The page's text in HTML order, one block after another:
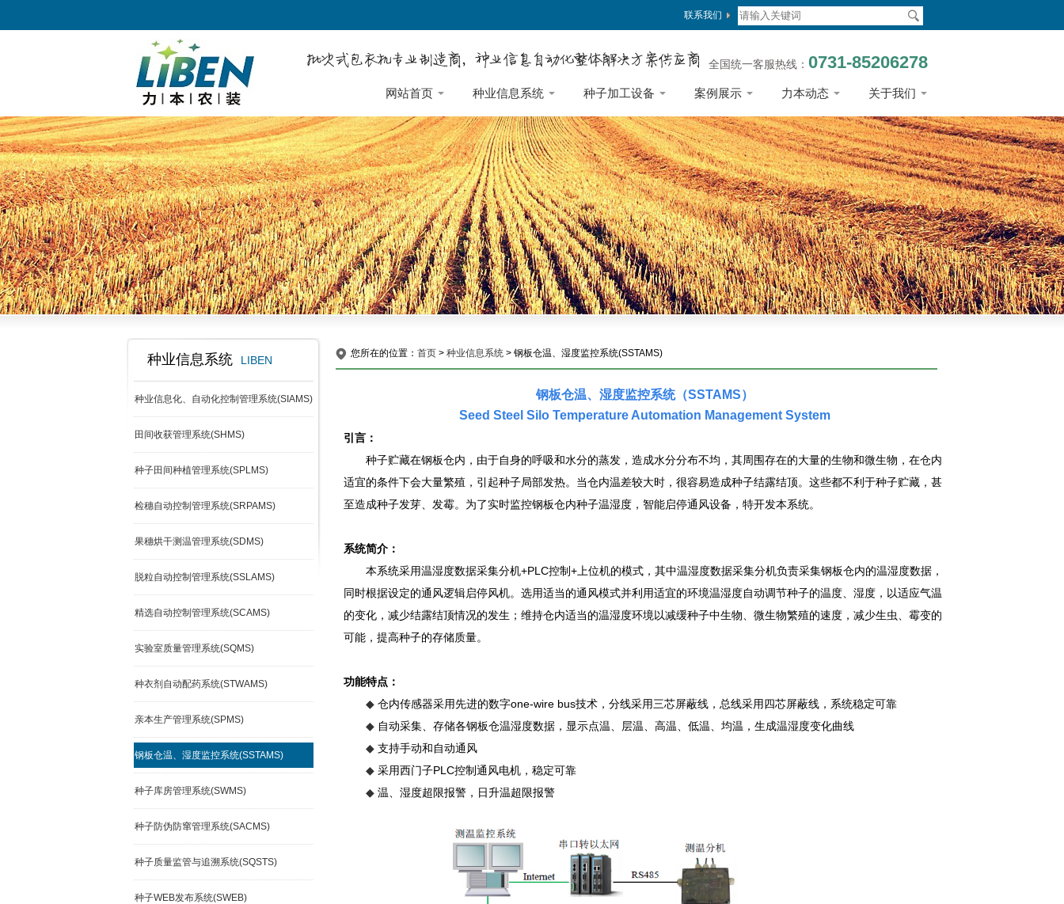
联系我们
全国统一客服热线： 0731-85206278
网站首页 种业信息系统 种子加工设备 案例展示 力本动态 关于我们
种业信息系统 LIBEN
种业信息化、自动化控制管理系统(SIAMS)
田间收获管理系统(SHMS)
种子田间种植管理系统(SPLMS)
检穗自动控制管理系统(SRPAMS)
果穗烘干测温管理系统(SDMS)
脱粒自动控制管理系统(SSLAMS)
精选自动控制管理系统(SCAMS)
实验室质量管理系统(SQMS)
种衣剂自动配药系统(STWAMS)
亲本生产管理系统(SPMS)
钢板仓温、湿度监控系统(SSTAMS)
种子库房管理系统(SWMS)
种子防伪防窜管理系统(SACMS)
种子质量监管与追溯系统(SQSTS)
种子WEB发布系统(SWEB)
您所在的位置： 首页 > 种业信息系统 > 钢板仓温、湿度监控系统(SSTAMS)
钢板仓温、湿度监控系统（SSTAMS）
Seed Steel Silo Temperature Automation Management System
引言：
种子贮藏在钢板仓内，由于自身的呼吸和水分的蒸发，造成水分分布不均，其周围存在的大量的生物和微生物，在仓内
适宜的条件下会大量繁殖，引起种子局部发热。当仓内温差较大时，很容易造成种子结露结顶。这些都不利于种子贮藏，甚
至造成种子发芽、发霉。为了实时监控钢板仓内种子温湿度，智能启停通风设备，特开发本系统。
系统简介：
本系统采用温湿度数据采集分机+PLC控制+上位机的模式，其中温湿度数据采集分机负责采集钢板仓内的温湿度数据，
同时根据设定的通风逻辑启停风机。选用适当的通风模式并利用适宜的环境温湿度自动调节种子的温度、湿度，以适应气温
的变化，减少结露结顶情况的发生；维持仓内适当的温湿度环境以减缓种子中生物、微生物繁殖的速度，减少生虫、霉变的
可能，提高种子的存储质量。
功能特点：
◆ 仓内传感器采用先进的数字one-wire bus技术，分线采用三芯屏蔽线，总线采用四芯屏蔽线，系统稳定可靠
◆ 自动采集、存储各钢板仓温湿度数据，显示点温、层温、高温、低温、均温，生成温湿度变化曲线
◆ 支持手动和自动通风
◆ 采用西门子PLC控制通风电机，稳定可靠
◆ 温、湿度超限报警，日升温超限报警